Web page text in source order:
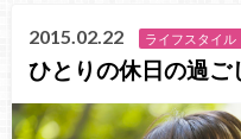
2015.02.22 ライフスタイル
ひとりの休日の過ご